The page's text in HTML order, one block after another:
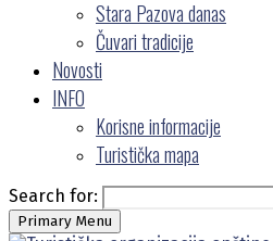
Stara Pazova danas
Čuvari tradicije
Novosti
INFO
Korisne informacije
Turistička mapa
Search for:
Primary Menu